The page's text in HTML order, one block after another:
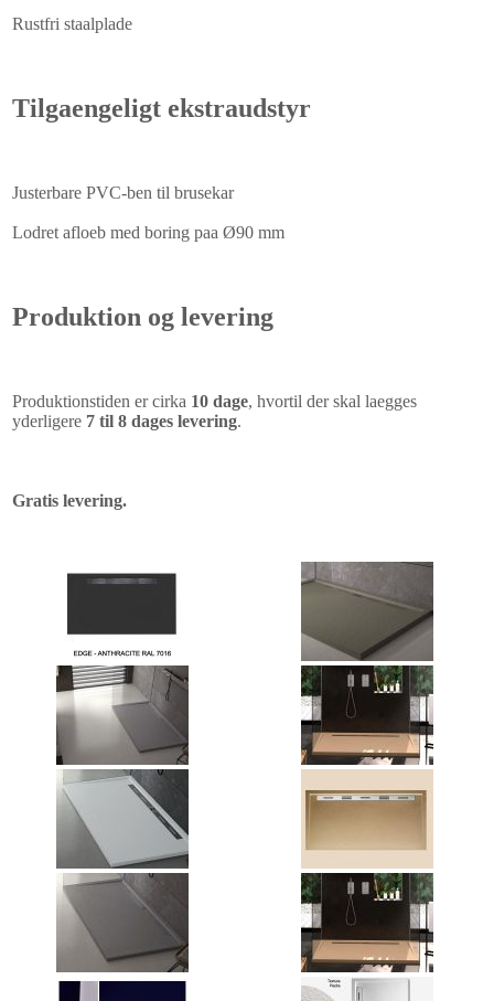
Rustfri staalplade
Tilgaengeligt ekstraudstyr
Justerbare PVC-ben til brusekar
Lodret afloeb med boring paa Ø90 mm
Produktion og levering
Produktionstiden er cirka 10 dage, hvortil der skal laegges
yderligere 7 til 8 dages levering.
Gratis levering.